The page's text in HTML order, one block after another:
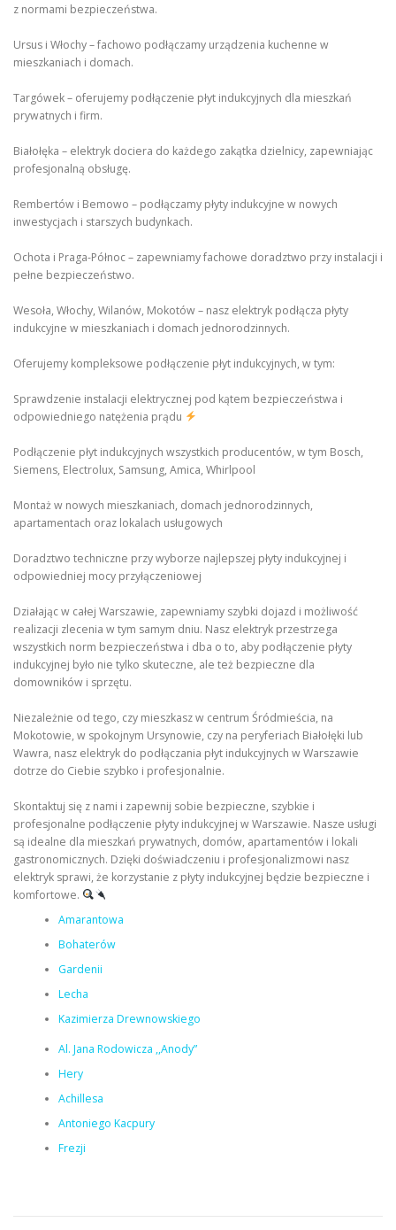
z normami bezpieczeństwa.
Ursus i Włochy – fachowo podłączamy urządzenia kuchenne w
mieszkaniach i domach.
Targówek – oferujemy podłączenie płyt indukcyjnych dla mieszkań
prywatnych i firm.
Białołęka – elektryk dociera do każdego zakątka dzielnicy, zapewniając
profesjonalną obsługę.
Rembertów i Bemowo – podłączamy płyty indukcyjne w nowych
inwestycjach i starszych budynkach.
Ochota i Praga-Północ – zapewniamy fachowe doradztwo przy instalacji i
pełne bezpieczeństwo.
Wesoła, Włochy, Wilanów, Mokotów – nasz elektryk podłącza płyty
indukcyjne w mieszkaniach i domach jednorodzinnych.
Oferujemy kompleksowe podłączenie płyt indukcyjnych, w tym:
Sprawdzenie instalacji elektrycznej pod kątem bezpieczeństwa i
odpowiedniego natężenia prądu
Podłączenie płyt indukcyjnych wszystkich producentów, w tym Bosch,
Siemens, Electrolux, Samsung, Amica, Whirlpool
Montaż w nowych mieszkaniach, domach jednorodzinnych,
apartamentach oraz lokalach usługowych
Doradztwo techniczne przy wyborze najlepszej płyty indukcyjnej i
odpowiedniej mocy przyłączeniowej
Działając w całej Warszawie, zapewniamy szybki dojazd i możliwość
realizacji zlecenia w tym samym dniu. Nasz elektryk przestrzega
wszystkich norm bezpieczeństwa i dba o to, aby podłączenie płyty
indukcyjnej było nie tylko skuteczne, ale też bezpieczne dla
domowników i sprzętu.
Niezależnie od tego, czy mieszkasz w centrum Śródmieścia, na
Mokotowie, w spokojnym Ursynowie, czy na peryferiach Białołęki lub
Wawra, nasz elektryk do podłączania płyt indukcyjnych w Warszawie
dotrze do Ciebie szybko i profesjonalnie.
Skontaktuj się z nami i zapewnij sobie bezpieczne, szybkie i
profesjonalne podłączenie płyty indukcyjnej w Warszawie. Nasze usługi
są idealne dla mieszkań prywatnych, domów, apartamentów i lokali
gastronomicznych. Dzięki doświadczeniu i profesjonalizmowi nasz
elektryk sprawi, że korzystanie z płyty indukcyjnej będzie bezpieczne i
komfortowe.
Amarantowa
Bohaterów
Gardenii
Lecha
Kazimierza Drewnowskiego
Al. Jana Rodowicza ,,Anody”
Hery
Achillesa
Antoniego Kacpury
Frezji